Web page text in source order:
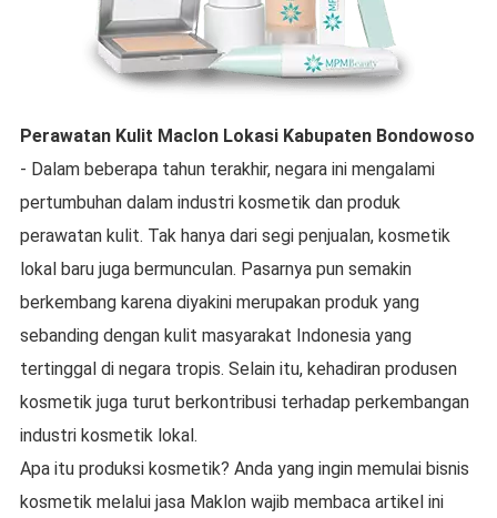
Perawatan Kulit Maclon Lokasi Kabupaten Bondowoso
- Dalam beberapa tahun terakhir, negara ini mengalami
pertumbuhan dalam industri kosmetik dan produk
perawatan kulit. Tak hanya dari segi penjualan, kosmetik
lokal baru juga bermunculan. Pasarnya pun semakin
berkembang karena diyakini merupakan produk yang
sebanding dengan kulit masyarakat Indonesia yang
tertinggal di negara tropis. Selain itu, kehadiran produsen
kosmetik juga turut berkontribusi terhadap perkembangan
industri kosmetik lokal.
Apa itu produksi kosmetik? Anda yang ingin memulai bisnis
kosmetik melalui jasa Maklon wajib membaca artikel ini